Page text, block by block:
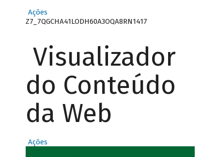
Ações
Z7_7QGCHA41LODH60A3OQA8RN1417
Visualizador
do Conteúdo
da Web
Ações